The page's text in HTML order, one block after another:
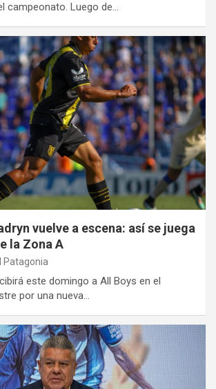
campeonato. Luego de…
vuelve a escena: así se juega
la Zona A
Patagonia
este domingo a All Boys en el
por una nueva…